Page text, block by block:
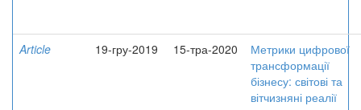
Article 19-гру-2019 15-тра-2020
Метрики цифрової
трансформації
бізнесу: світові та
вітчизняні реалії